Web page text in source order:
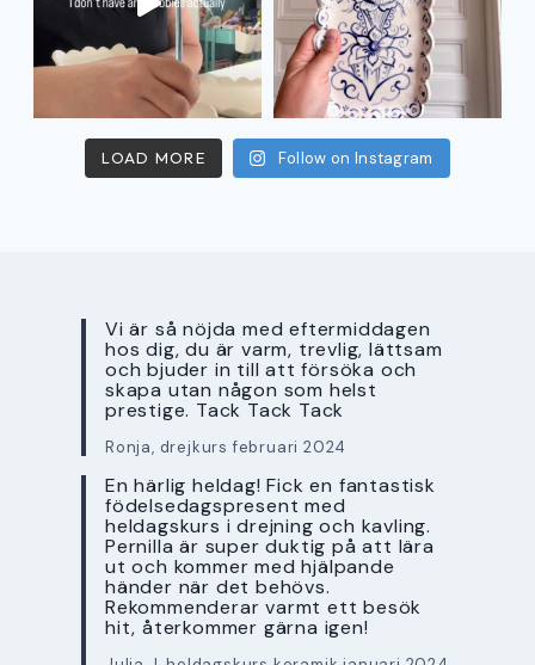
LOAD MORE Follow on Instagram
Vi är så nöjda med eftermiddagen
hos dig, du är varm, trevlig, lättsam
och bjuder in till att försöka och
skapa utan någon som helst
prestige. Tack Tack Tack
Ronja, drejkurs februari 2024
En härlig heldag! Fick en fantastisk
födelsedagspresent med
heldagskurs i drejning och kavling.
Pernilla är super duktig på att lära
ut och kommer med hjälpande
händer när det behövs.
Rekommenderar varmt ett besök
hit, återkommer gärna igen!